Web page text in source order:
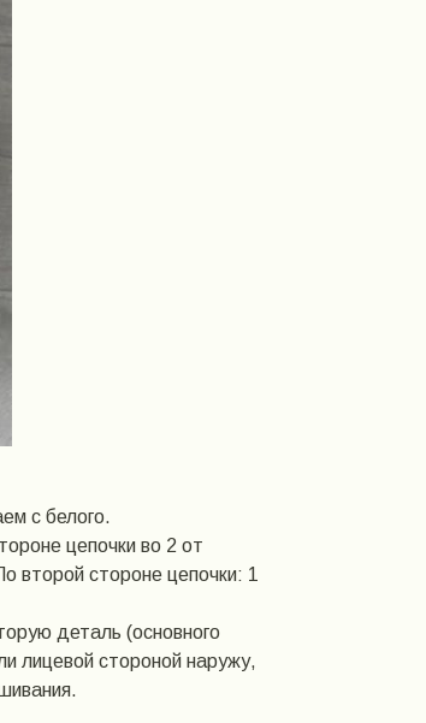
с белого.
цепочки во 2 от
второй стороне цепочки: 1
деталь (основного
лицевой стороной наружу,